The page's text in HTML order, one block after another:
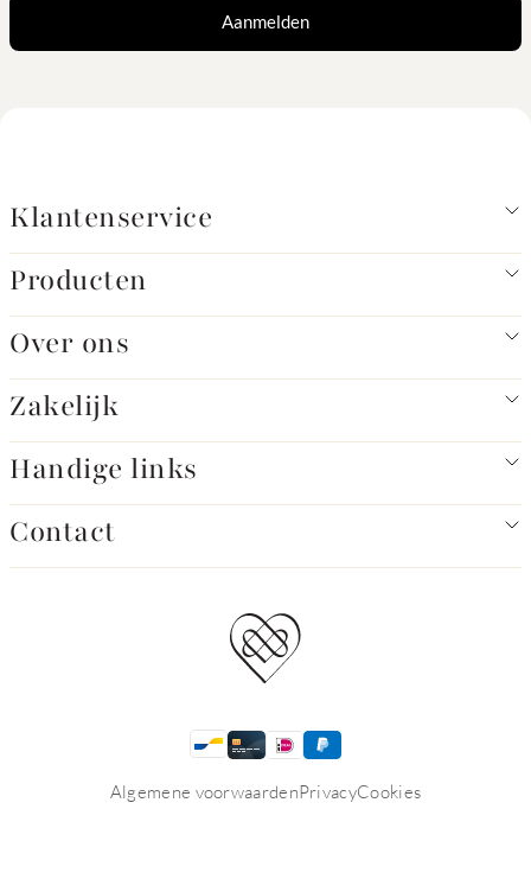
Aanmelden
Klantenservice
Producten
Over ons
Zakelijk
Handige links
Contact
Algemene voorwaardenPrivacyCookies